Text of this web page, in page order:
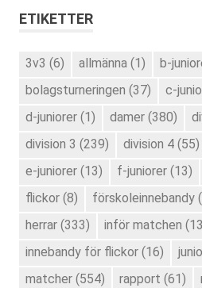
ETIKETTER
3v3 (6) allmänna (1) b-
bolagsturneringen (37) c-
d-juniorer (1) damer (380)
division 3 (239) division 4 (55)
e-juniorer (13) f-juniorer (13)
flickor (8) förskoleinnebandy
herrar (333) inför matchen
innebandy för flickor (16)
matcher (554) rapport (61)